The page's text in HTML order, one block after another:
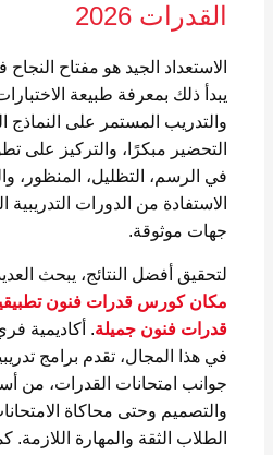
القدرات 2026
الاستعداد الجيد هو مفتاح
يبدأ ذلك بمعرفة طبيعة
والتدريب المستمر على النماذج
التحضير مبكرًا، والتركيز على
في الرسم، التظليل، المنظور،
الاستفادة من الدورات
جهات موثوقة.
لتحقيق أفضل النتائج، يبحث
مكان كورس قدرات فنون
قدرات فنون جميلة. أكاديمية
في هذا المجال، تقدم برامج
جوانب امتحانات القدرات، من
والتصميم وحتى محاكاة
الطلاب الثقة والمهارة اللازمة.